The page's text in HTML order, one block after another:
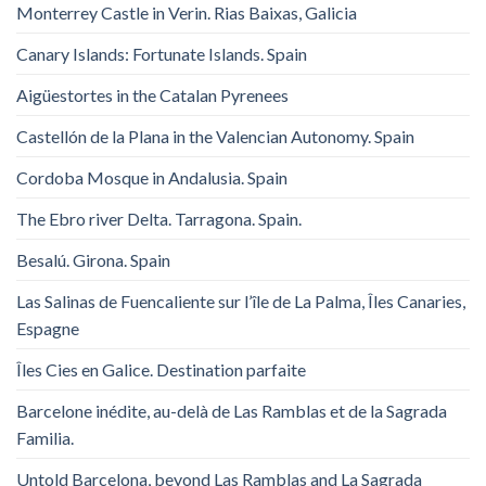
Monterrey Castle in Verin. Rias Baixas, Galicia
Canary Islands: Fortunate Islands. Spain
Aigüestortes in the Catalan Pyrenees
Castellón de la Plana in the Valencian Autonomy. Spain
Cordoba Mosque in Andalusia. Spain
The Ebro river Delta. Tarragona. Spain.
Besalú. Girona. Spain
Las Salinas de Fuencaliente sur l’île de La Palma, Îles Canaries,
Espagne
Îles Cies en Galice. Destination parfaite
Barcelone inédite, au-delà de Las Ramblas et de la Sagrada
Familia.
Untold Barcelona, ​​beyond Las Ramblas and La Sagrada